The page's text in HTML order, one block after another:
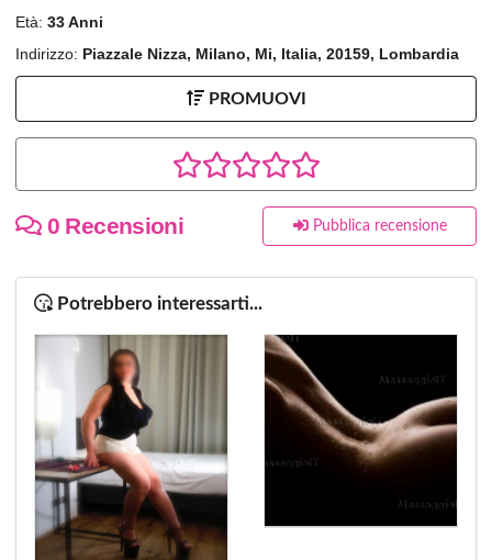
Età: 33 Anni
Indirizzo: Piazzale Nizza, Milano, Mi, Italia, 20159, Lombardia
PROMUOVI
0 Recensioni Pubblica recensione
Potrebbero interessarti...